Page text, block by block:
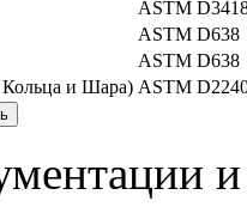
ASTM
ASTM D638
ASTM D638
Кольца и Шара) ASTM